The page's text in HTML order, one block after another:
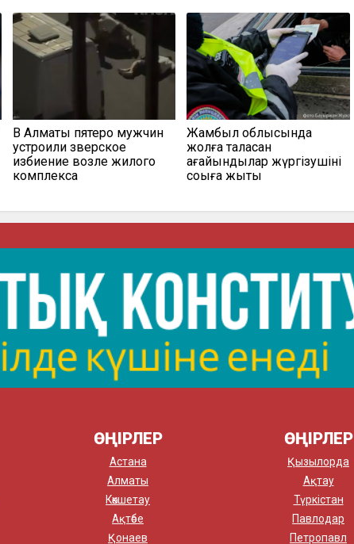
В Алматы пятеро мужчин
устроили зверское
избиение возле жилого
комплекса
Жамбыл облысында
жолға таласқан
ағайындылар жүргізушіні
соққыға жықты
ӨҢІРЛЕР
Астана
Алматы
Көкшетау
Ақтөбе
Қонаев
ӨҢІРЛЕР
Қызылорда
Ақтау
Түркістан
Павлодар
Петропавл